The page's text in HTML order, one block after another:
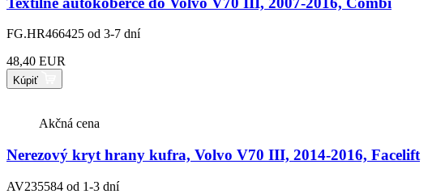
FG.HR466425 od 3-7 dní
48,40 EUR
Kúpiť
Akčná cena
Nerezový kryt hrany kufra, Volvo V70 III, 2014-2016, Facelift
AV235584 od 1-3 dní